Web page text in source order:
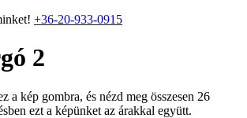
+36-20-933-0915
2
a kép gombra, és nézd meg összesen 26
ezt a képünket az árakkal együtt.